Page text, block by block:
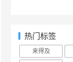
热门标签
来得及